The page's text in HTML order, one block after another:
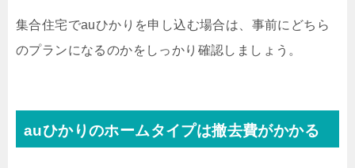
集合住宅でauひかりを申し込む場合は、事前にどちら
のプランになるのかをしっかり確認しましょう。
auひかりのホームタイプは撤去費がかかる